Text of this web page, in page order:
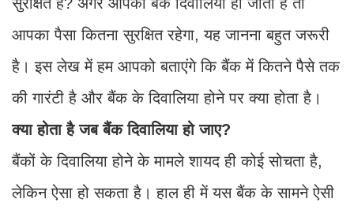
आपका पैसा कितना सुरक्षित रहेगा, यह जानना बहुत जरूरी
है। इस लेख में हम आपको बताएंगे कि बैंक में कितने पैसे तक
की गारंटी है और बैंक के दिवालिया होने पर क्या होता है।
क्या होता है जब बैंक दिवालिया हो जाए?
बैंकों के दिवालिया होने के मामले शायद ही कोई सोचता है,
लेकिन ऐसा हो सकता है। हाल ही में यस बैंक के सामने ऐसी